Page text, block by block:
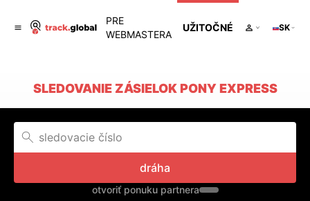
PRE
WEBMASTERA
UŽITOČNÉ SK
SLEDOVANIE ZÁSIELOK PONY EXPRESS
dráha
otvoriť ponuku partnera